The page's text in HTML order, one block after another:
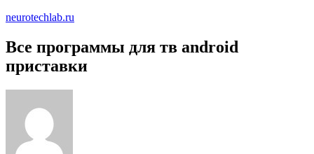
neurotechlab.ru
Все программы для тв android
приставки